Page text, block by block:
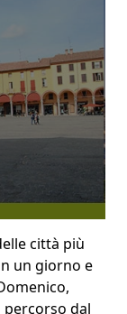
città più
un giorno e
percorso dal